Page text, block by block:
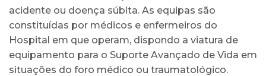
acidente ou doença súbita. As equipas são
constituídas por médicos e enfermeiros do
Hospital em que operam, dispondo a viatura de
equipamento para o Suporte Avançado de Vida em
situações do foro médico ou traumatológico.